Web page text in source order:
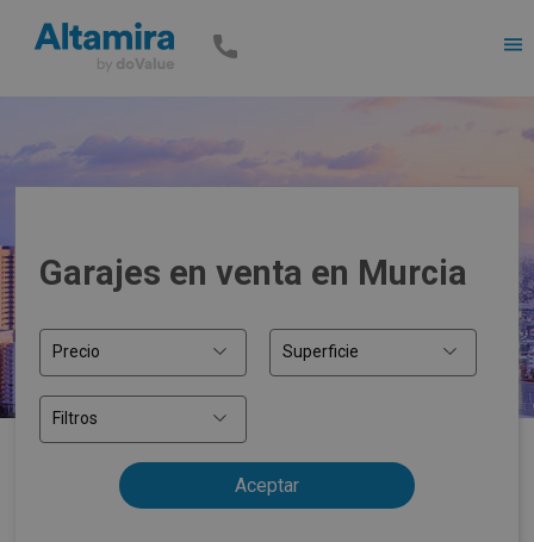
Garajes en venta en Murcia
Precio Superficie
Filtros